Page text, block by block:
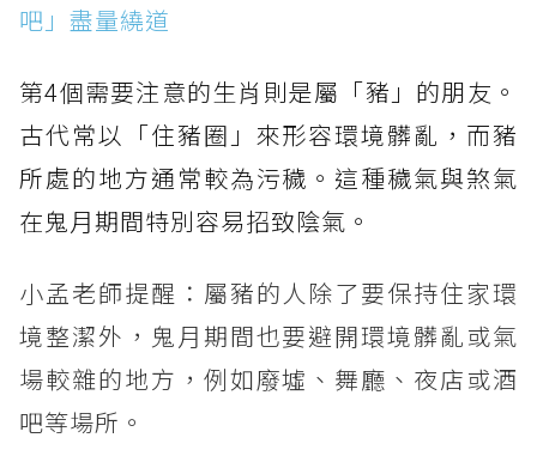
吧」盡量繞道
第4個需要注意的生肖則是屬「豬」的朋友。
古代常以「住豬圈」來形容環境髒亂，而豬
所處的地方通常較為污穢。這種穢氣與煞氣
在鬼月期間特別容易招致陰氣。
小孟老師提醒：屬豬的人除了要保持住家環
境整潔外，鬼月期間也要避開環境髒亂或氣
場較雜的地方，例如廢墟、舞廳、夜店或酒
吧等場所。